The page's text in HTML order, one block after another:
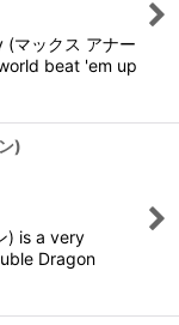
マックス アナー
beat 'em up
)
) is a very
Dragon